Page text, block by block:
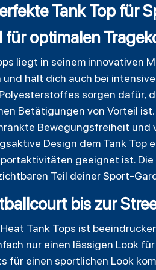
Tank Top für
optimalen
liegt in seinem innovativen
hält dich auch bei
sorgen dafür,
Betätigungen von Vorteil
Bewegungsfreiheit und
Design dem Tank Top
geeignet ist.
Teil deiner Sport-
bis zur
Tank Tops ist
nur einen lässigen Look
für einen sportlichen Look